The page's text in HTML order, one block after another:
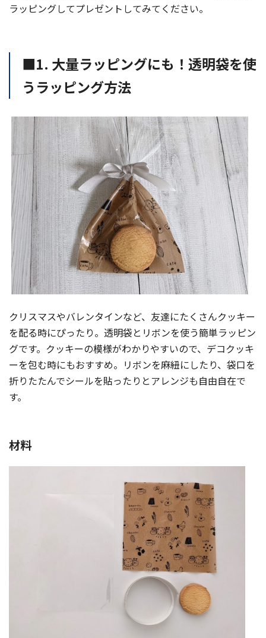
ラッピングしてプレゼントしてみてください。
■1. 大量ラッピングにも！透明袋を使
うラッピング方法
クリスマスやバレンタインなど、友達にたくさんクッキー
を配る時にぴったり。透明袋とリボンを使う簡単ラッピン
グです。クッキーの模様がわかりやすいので、デコクッキ
ーを包む時にもおすすめ。リボンを麻紐にしたり、袋口を
折りたたんでシールを貼ったりとアレンジも自由自在で
す。
材料